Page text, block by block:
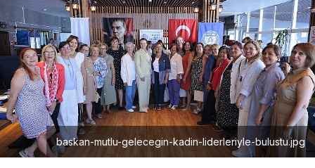
baskan-mutlu-gelecegin-kadin-liderleriyle-bulustu.jpg